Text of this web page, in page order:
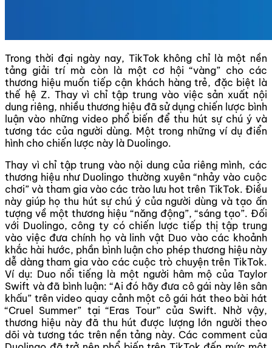
Trong thời đại ngày nay, TikTok không chỉ là một nền
tảng giải trí mà còn là một cơ hội “vàng” cho các
thương hiệu muốn tiếp cận khách hàng trẻ, đặc biệt là
thế hệ Z. Thay vì chỉ tập trung vào việc sản xuất nội
dung riêng, nhiều thương hiệu đã sử dụng chiến lược bình
luận vào những video phổ biến để thu hút sự chú ý và
tương tác của người dùng. Một trong những ví dụ điển
hình cho chiến lược này là Duolingo.
Thay vì chỉ tập trung vào nội dung của riêng mình, các
thương hiệu như Duolingo thường xuyên “nhảy vào cuộc
chơi” và tham gia vào các trào lưu hot trên TikTok. Điều
này giúp họ thu hút sự chú ý của người dùng và tạo ấn
tượng về một thương hiệu “năng động”, “sáng tạo”. Đối
với Duolingo, công ty có chiến lược tiếp thị tập trung
vào việc đưa chính họ và linh vật Duo vào các khoảnh
khắc hài hước, phần bình luận cho phép thương hiệu này
dễ dàng tham gia vào các cuộc trò chuyện trên TikTok.
Ví dụ: Duo nổi tiếng là một người hâm mộ của Taylor
Swift và đã bình luận: “Ai đó hãy đưa cô gái này lên sân
khấu” trên video quay cảnh một cô gái hát theo bài hát
“Cruel Summer” tại “Eras Tour” của Swift. Nhờ vậy,
thương hiệu này đã thu hút được lượng lớn người theo
dõi và tương tác trên nền tảng này. Các comment của